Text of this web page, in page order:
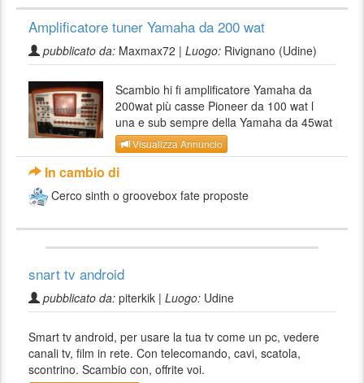
Amplificatore tuner Yamaha da 200 wat
pubblicato da: Maxmax72 | Luogo: Rivignano (Udine)
Scambio hi fi amplificatore Yamaha da
200wat più casse Pioneer da 100 wat l
una e sub sempre della Yamaha da 45wat
Visualizza Annuncio
In cambio di
Cerco sinth o groovebox fate proposte
snart tv android
pubblicato da: piterkik | Luogo: Udine
Smart tv android, per usare la tua tv come un pc, vedere
canali tv, film in rete. Con telecomando, cavi, scatola,
scontrino. Scambio con, offrite voi.